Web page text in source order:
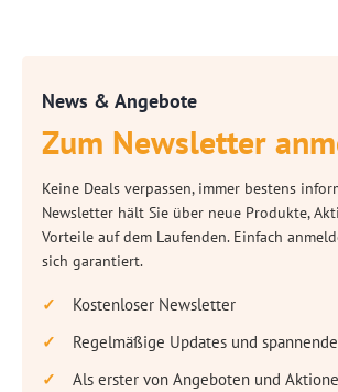
News & Angebote
Zum Newsletter
Keine Deals verpassen, immer bestens
Newsletter hält Sie über neue Produkte,
Vorteile auf dem Laufenden. Einfach
sich garantiert.
Kostenloser Newsletter
Regelmäßige Updates und
Als erster von Angeboten und